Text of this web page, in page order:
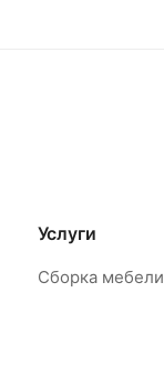
Услуги
Сборка мебели